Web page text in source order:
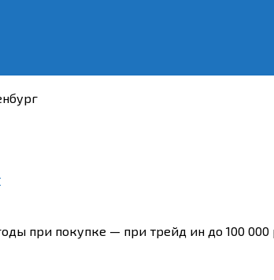
покупке — при трейд ин до 100 000